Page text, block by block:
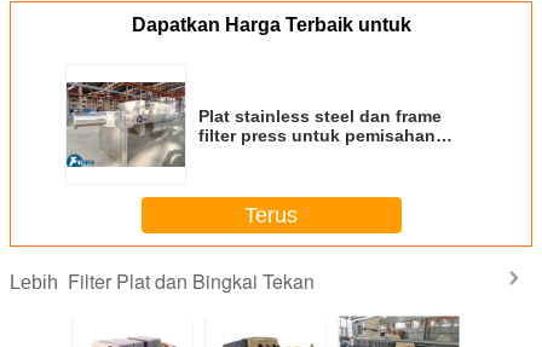
Dapatkan Harga Terbaik untuk
Plat stainless steel dan frame
filter press untuk pemisahan
Terus
Lebih Filter Plat dan Bingkai Tekan